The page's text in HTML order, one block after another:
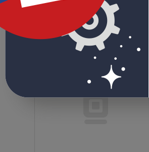
Цена по запросу